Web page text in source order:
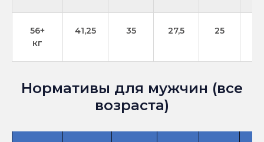
56+
кг
41,25 35 27,5 25
Нормативы для мужчин (все
возраста)